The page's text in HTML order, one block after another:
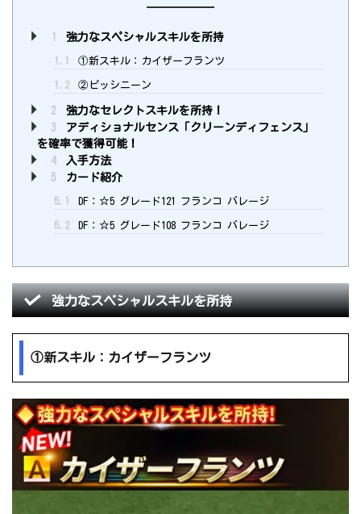
1 強力なスペシャルスキルを所持
1.1 ①新スキル：カイザーフランツ
1.2 ②ピッシニーン
2
強力なセレクトスキルを所持！
3
アディショナルセンス「クリーンディフェンス」
を確率で獲得可能！
4
入手方法
5
カード紹介
5.1 DF：☆5 グレード121 フランコ バレージ
5.2 DF：☆5 グレード108 フランコ バレージ
強力なスペシャルスキルを所持
①新スキル：カイザーフランツ